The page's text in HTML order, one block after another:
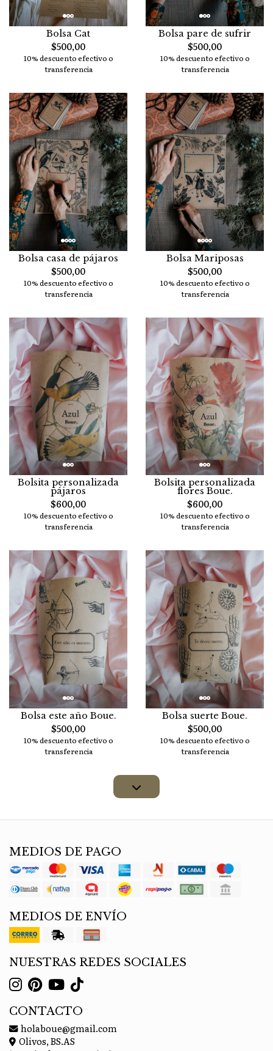
Bolsa Cat
$500,00
10% descuento efectivo o
transferencia
Bolsa pare de sufrir
$500,00
10% descuento efectivo o
transferencia
Bolsa casa de pájaros
$500,00
10% descuento efectivo o
transferencia
Bolsa Mariposas
$500,00
10% descuento efectivo o
transferencia
Bolsita personalizada
pájaros
$600,00
10% descuento efectivo o
transferencia
Bolsita personalizada
flores Boue.
$600,00
10% descuento efectivo o
transferencia
Bolsa este año Boue.
$500,00
10% descuento efectivo o
transferencia
Bolsa suerte Boue.
$500,00
10% descuento efectivo o
transferencia
MEDIOS DE PAGO
MEDIOS DE ENVÍO
NUESTRAS REDES SOCIALES
CONTACTO
holaboue@gmail.com
Olivos, BS.AS